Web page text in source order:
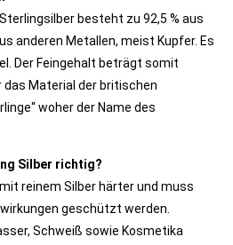
besteht zu 92,5 % aus
anderen Metallen, meist Kupfer. Es
Der Feingehalt beträgt somit
Material der britischen
woher der Name des
Silber richtig?
reinem Silber härter und muss
geschützt werden.
Schweiß sowie Kosmetika